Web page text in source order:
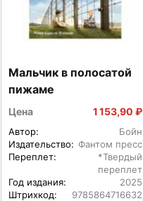
Мальчик в полосатой
пижаме
Цена 1 153,90 ₽
Автор:
Бойн
Издательство: Фантом пресс
Переплет:
*Твердый
переплет
Год издания:
2025
Штрихкод:
9785864716632